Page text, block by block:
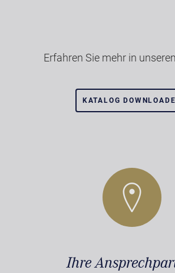
Erfahren Sie mehr in
KATALOG
Ihre